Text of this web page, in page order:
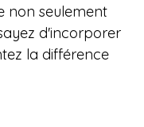
non seulement
d'incorporer
la différence